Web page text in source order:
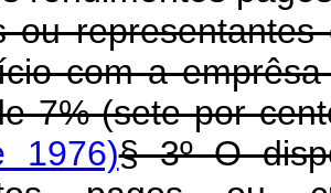
ou
com a
7% (sete por
1976)§ 3º O